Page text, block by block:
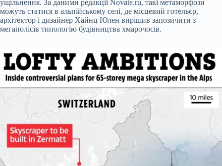
ущільнення. За даними редакції Novate.ru, такі метаморфози
можуть статися в альпійському селі, де місцевий готельєр,
архітектор і дизайнер Хайнц Юлен вирішив запозичити з
мегаполісів типологію будівництва хмарочосів.